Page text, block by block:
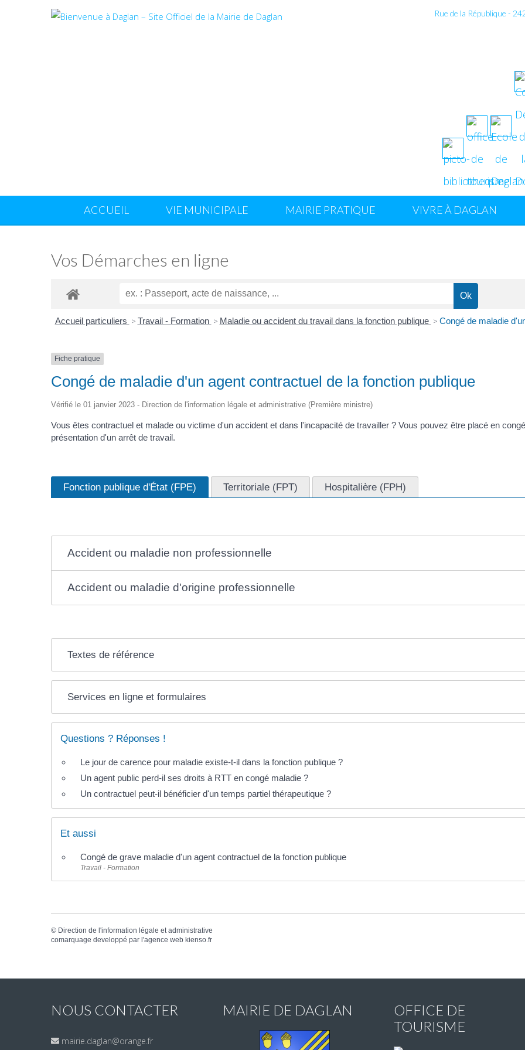
Rue de la République -
ACCUEIL VIE MUNICIPALE MAIRIE PRATIQUE VIVRE À DAGLAN
Vos Démarches en ligne
Accueil particuliers > Travail - Formation > Maladie ou accident du travail dans la fonction publique > Congé de maladie
Fiche pratique
Congé de maladie d'un agent contractuel de la fonction publique
Vérifié le 01 janvier 2023 - Direction de l'information légale et administrative (Première ministre)
Vous êtes contractuel et malade ou victime d'un accident et dans l'incapacité de travailler ? Vous pouvez être placé en
présentation d'un arrêt de travail.
Fonction publique d'État (FPE) Territoriale (FPT) Hospitalière (FPH)
Accident ou maladie non professionnelle
Accident ou maladie d'origine professionnelle
Textes de référence
Services en ligne et formulaires
Questions ? Réponses !
Le jour de carence pour maladie existe-t-il dans la fonction publique ?
Un agent public perd-il ses droits à RTT en congé maladie ?
Un contractuel peut-il bénéficier d'un temps partiel thérapeutique ?
Et aussi
Congé de grave maladie d'un agent contractuel de la fonction publique
Travail - Formation
© Direction de l'information légale et administrative
comarquage developpé par l'agence web kienso.fr
NOUS CONTACTER
mairie.daglan@orange.fr
MAIRIE DE DAGLAN
OFFICE DE
TOURISME